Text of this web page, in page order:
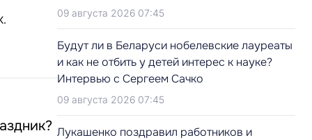
09 августа 2026 07:45
Будут ли в Беларуси нобелевские лауреаты
и как не отбить у детей интерес к науке?
Интервью с Сергеем Сачко
09 августа 2026 07:45
Лукашенко поздравил работников и